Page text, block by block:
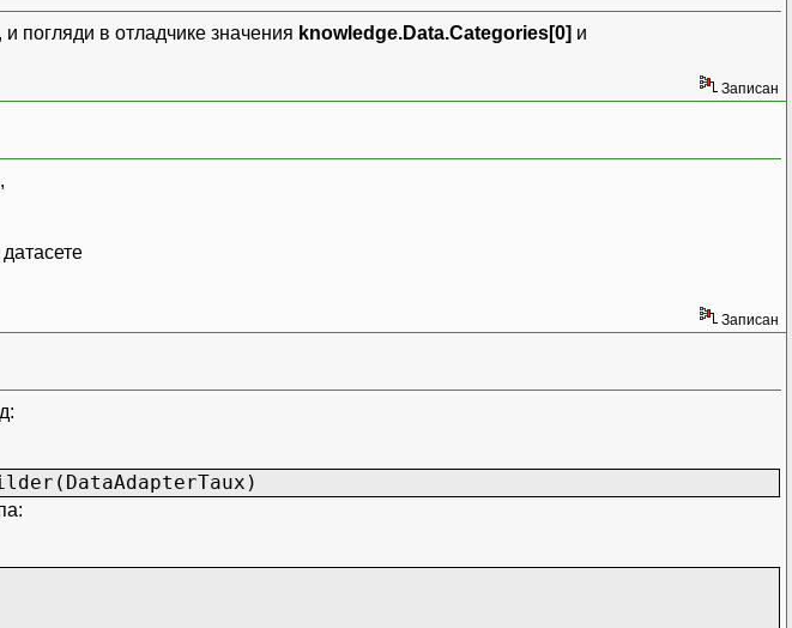
погляди в отладчике значения knowledge.Data.Categories[0] и
Записан
,
Записан